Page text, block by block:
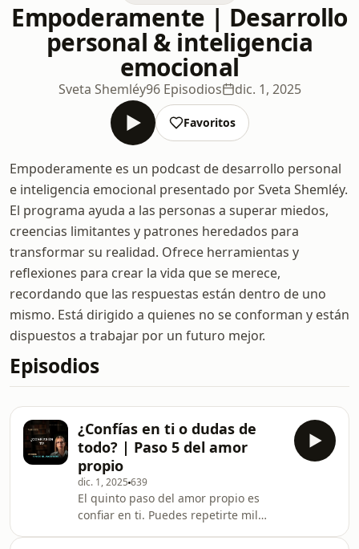
Empoderamente | Desarrollo
personal & inteligencia
emocional
Sveta Shemléy96 Episodios dic. 1, 2025
Favoritos
Empoderamente es un podcast de desarrollo personal
e inteligencia emocional presentado por Sveta Shemléy.
El programa ayuda a las personas a superar miedos,
creencias limitantes y patrones heredados para
transformar su realidad. Ofrece herramientas y
reflexiones para crear la vida que se merece,
recordando que las respuestas están dentro de uno
mismo. Está dirigido a quienes no se conforman y están
dispuestos a trabajar por un futuro mejor.
Episodios
¿Confías en ti o dudas de
todo? | Paso 5 del amor
propio
dic. 1, 2025 639
El quinto paso del amor propio es
confiar en ti. Puedes repetirte mil